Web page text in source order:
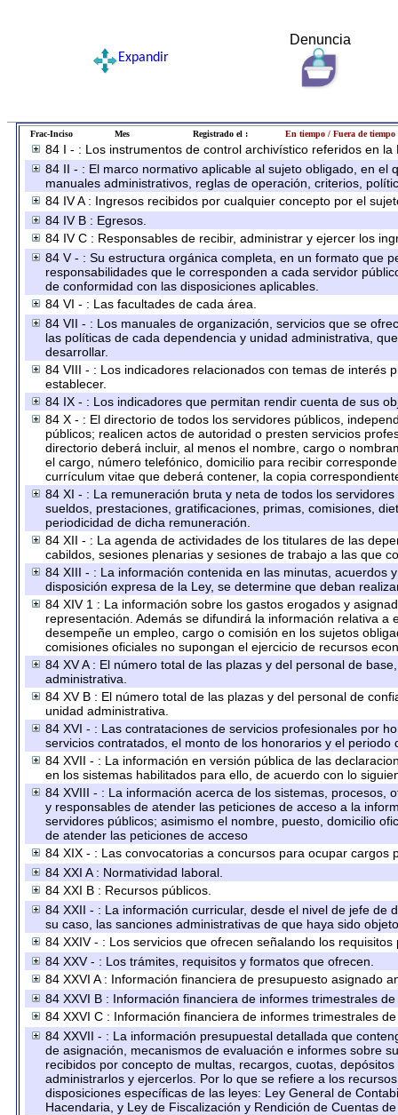
Denuncia
Expandir
Frac-Inciso Mes Registrado el : En tiempo / Fuera de tiempo
84 I - : Los instrumentos de control archivístico referidos en
84 II - : El marco normativo aplicable al sujeto obligado, en
manuales administrativos, reglas de operación, criterios,
84 IV A : Ingresos recibidos por cualquier concepto por el
84 IV B : Egresos.
84 IV C : Responsables de recibir, administrar y ejercer los
84 V - : Su estructura orgánica completa, en un formato que
responsabilidades que le corresponden a cada servidor
de conformidad con las disposiciones aplicables.
84 VI - : Las facultades de cada área.
84 VII - : Los manuales de organización, servicios que se
las políticas de cada dependencia y unidad administrativa,
desarrollar.
84 VIII - : Los indicadores relacionados con temas de interés
establecer.
84 IX - : Los indicadores que permitan rendir cuenta de sus
84 X - : El directorio de todos los servidores públicos,
públicos; realicen actos de autoridad o presten servicios
directorio deberá incluir, al menos el nombre, cargo o
el cargo, número telefónico, domicilio para recibir
currículum vitae que deberá contener, la copia
84 XI - : La remuneración bruta y neta de todos los
sueldos, prestaciones, gratificaciones, primas, comisiones,
periodicidad de dicha remuneración.
84 XII - : La agenda de actividades de los titulares de las
cabildos, sesiones plenarias y sesiones de trabajo a las que
84 XIII - : La información contenida en las minutas, acuerdos
disposición expresa de la Ley, se determine que deban
84 XIV 1 : La información sobre los gastos erogados y
representación. Además se difundirá la información relativa
desempeñe un empleo, cargo o comisión en los sujetos
comisiones oficiales no supongan el ejercicio de recursos
84 XV A : El número total de las plazas y del personal de
administrativa.
84 XV B : El número total de las plazas y del personal de
unidad administrativa.
84 XVI - : Las contrataciones de servicios profesionales por
servicios contratados, el monto de los honorarios y el periodo
84 XVII - : La información en versión pública de las
en los sistemas habilitados para ello, de acuerdo con lo
84 XVIII - : La información acerca de los sistemas, procesos,
y responsables de atender las peticiones de acceso a la
servidores públicos; asimismo el nombre, puesto, domicilio
de atender las peticiones de acceso
84 XIX - : Las convocatorias a concursos para ocupar cargos
84 XXI A : Normatividad laboral.
84 XXI B : Recursos públicos.
84 XXII - : La información curricular, desde el nivel de jefe
su caso, las sanciones administrativas de que haya sido
84 XXIV - : Los servicios que ofrecen señalando los
84 XXV - : Los trámites, requisitos y formatos que ofrecen.
84 XXVI A : Información financiera de presupuesto asignado
84 XXVI B : Información financiera de informes trimestrales
84 XXVI C : Información financiera de informes trimestrales
84 XXVII - : La información presupuestal detallada que
de asignación, mecanismos de evaluación e informes sobre
recibidos por concepto de multas, recargos, cuotas,
administrarlos y ejercerlos. Por lo que se refiere a los
disposiciones específicas de las leyes: Ley General de
Hacendaria, y Ley de Fiscalización y Rendición de Cuentas